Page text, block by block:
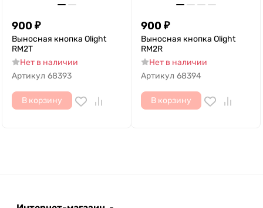
900 ₽
Выносная кнопка Olight
RM2T
Нет в наличии
Артикул 68393
В корзину
900 ₽
Выносная кнопка Olight
RM2R
Нет в наличии
Артикул 68394
В корзину